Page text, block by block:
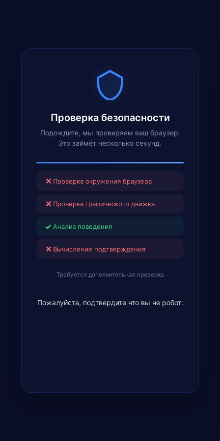
Проверка безопасности
Подождите, мы проверяем ваш браузер.
Это займёт несколько секунд.
✕ Проверка окружения браузера
✕ Проверка графического движка
✓ Анализ поведения
✕ Вычисление подтверждения
Требуется дополнительная проверка
Пожалуйста, подтвердите что вы не робот: